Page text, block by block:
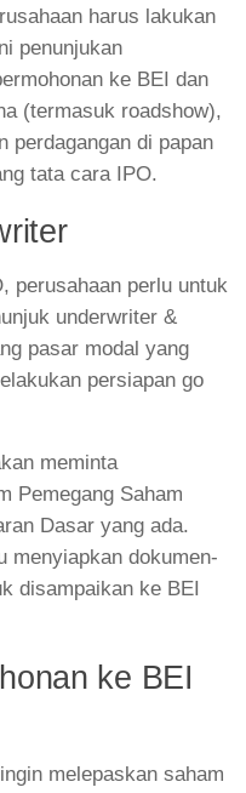
harus lakukan
penunjukan
ke BEI dan
(termasuk roadshow),
perdagangan di papan
tata cara IPO.
perusahaan perlu untuk
underwriter &
pasar modal yang
persiapan go
meminta
Pemegang Saham
Dasar yang ada.
menyiapkan dokumen-
disampaikan ke BEI
ke BEI
melepaskan saham